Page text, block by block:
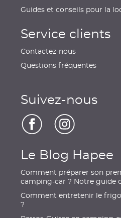
Guides et conseils pour la
Service clients
Contactez-nous
Questions fréquentes
Suivez-nous
Le Blog Hapee
Comment préparer son
camping-car ? Notre guide
Comment entretenir le
?